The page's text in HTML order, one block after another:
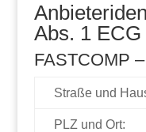
Abs. 1 ECG
FASTCOMP
Straße und
PLZ und Ort: